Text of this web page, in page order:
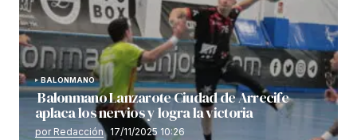
BALONMANO
Balonmano Lanzarote Ciudad de Arrecife
aplaca los nervios y logra la victoria
por Redacción 17/11/2025 10:26